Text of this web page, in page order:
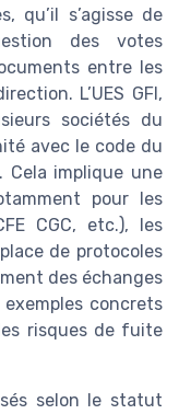
qu’il s’agisse de
des votes
entre les
L’UES GFI,
sociétés du
avec le code du
Cela implique une
pour les
CGC, etc.), les
de protocoles
des échanges
concrets
risques de fuite
selon le statut